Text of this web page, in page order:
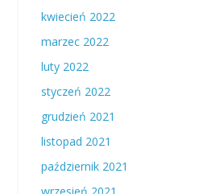
kwiecień 2022
marzec 2022
luty 2022
styczeń 2022
grudzień 2021
listopad 2021
październik 2021